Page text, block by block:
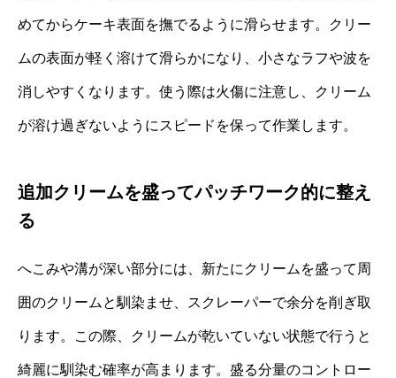
めてからケーキ表面を撫でるように滑らせます。クリー
ムの表面が軽く溶けて滑らかになり、小さなラフや波を
消しやすくなります。使う際は火傷に注意し、クリーム
が溶け過ぎないようにスピードを保って作業します。
追加クリームを盛ってパッチワーク的に整え
る
へこみや溝が深い部分には、新たにクリームを盛って周
囲のクリームと馴染ませ、スクレーパーで余分を削ぎ取
ります。この際、クリームが乾いていない状態で行うと
綺麗に馴染む確率が高まります。盛る分量のコントロー